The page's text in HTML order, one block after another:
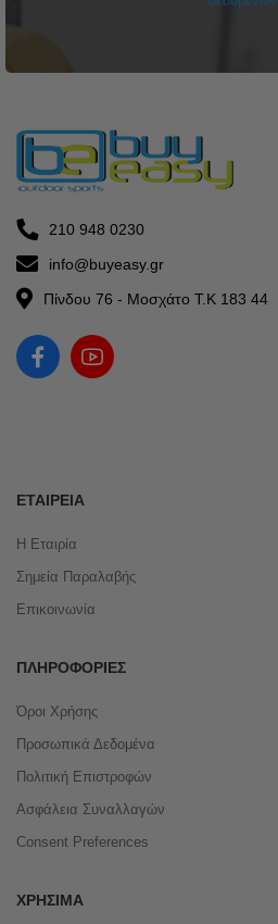
210 948 0230
info@buyeasy.gr
Πίνδου 76 - Μοσχάτο Τ.Κ 183 44
ΕΤΑΙΡΕΊΑ
Η Εταιρία
Σημεία Παραλαβής
Επικοινωνία
ΠΛΗΡΟΦΟΡΊΕΣ
Όροι Χρήσης
Προσωπικά Δεδομένα
Πολιτική Επιστροφών
Ασφάλεια Συναλλαγών
Consent Preferences
ΧΡΉΣΙΜΑ